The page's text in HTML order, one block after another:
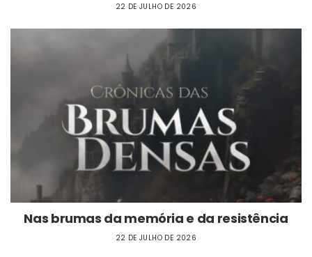
22 DE JULHO DE 2026
Nas brumas da memória e da resistência
22 DE JULHO DE 2026